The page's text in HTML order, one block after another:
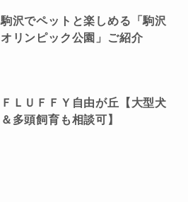
駒沢でペットと楽しめる「駒沢
オリンピック公園」ご紹介
ＦＬＵＦＦＹ自由が丘【大型犬
＆多頭飼育も相談可】